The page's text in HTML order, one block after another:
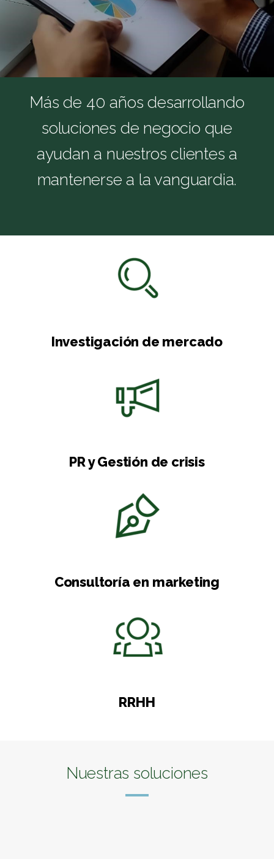
Más de 40 años desarrollando
soluciones de negocio que
ayudan a nuestros clientes a
mantenerse a la vanguardia.
Investigación de mercado
PR y Gestión de crisis
Consultoría en marketing
RRHH
Nuestras soluciones